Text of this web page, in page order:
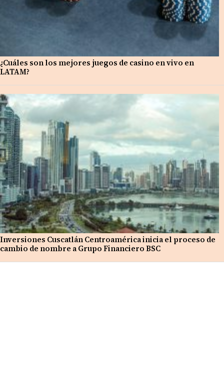
¿Cuáles son los mejores juegos de casino en vivo en
LATAM?
Inversiones Cuscatlán Centroamérica inicia el proceso de
cambio de nombre a Grupo Financiero BSC